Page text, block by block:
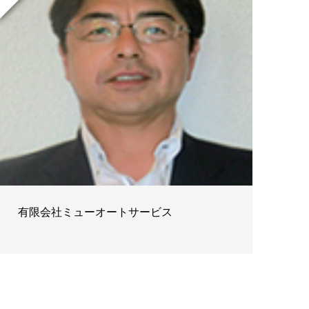
有限会社ミューオートサービス